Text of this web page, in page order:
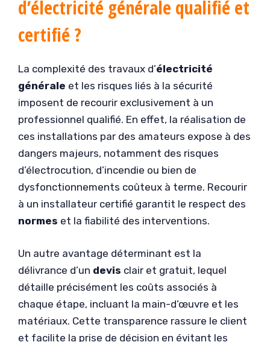
d’électricité générale qualifié et
certifié ?
La complexité des travaux d’électricité
générale et les risques liés à la sécurité
imposent de recourir exclusivement à un
professionnel qualifié. En effet, la réalisation de
ces installations par des amateurs expose à des
dangers majeurs, notamment des risques
d’électrocution, d’incendie ou bien de
dysfonctionnements coûteux à terme. Recourir
à un installateur certifié garantit le respect des
normes et la fiabilité des interventions.
Un autre avantage déterminant est la
délivrance d’un devis clair et gratuit, lequel
détaille précisément les coûts associés à
chaque étape, incluant la main-d’œuvre et les
matériaux. Cette transparence rassure le client
et facilite la prise de décision en évitant les